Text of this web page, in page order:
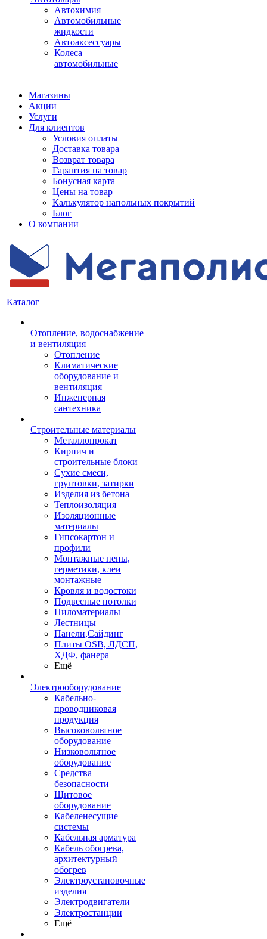
Автохимия
Автомобильные
жидкости
Автоаксессуары
Колеса
автомобильные
Магазины
Акции
Услуги
Для клиентов
Условия оплаты
Доставка товара
Возврат товара
Гарантия на товар
Бонусная карта
Цены на товар
Калькулятор напольных покрытий
Блог
О компании
Каталог
Отопление, водоснабжение
и вентиляция
Отопление
Климатические
оборудование и
вентиляция
Инженерная
сантехника
Строительные материалы
Металлопрокат
Кирпич и
строительные блоки
Сухие смеси,
грунтовки, затирки
Изделия из бетона
Теплоизоляция
Изоляционные
материалы
Гипсокартон и
профили
Монтажные пены,
герметики, клеи
монтажные
Кровля и водостоки
Подвесные потолки
Пиломатериалы
Лестницы
Панели,Сайдинг
Плиты OSB, ЛДСП,
ХДФ, фанера
Ещё
Электрооборудование
Кабельно-
проводниковая
продукция
Высоковольтное
оборудование
Низковольтное
оборудование
Средства
безопасности
Щитовое
оборудование
Кабеленесущие
системы
Кабельная арматура
Кабель обогрева,
архитектурный
обогрев
Электроустановочные
изделия
Электродвигатели
Электростанции
Ещё